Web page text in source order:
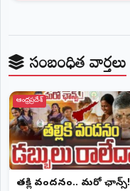
సంబంధిత వార్తలు
ఆంధ్రప్రదేశ్
తల్లికి వందనం.. మరో ఛాన్స్!